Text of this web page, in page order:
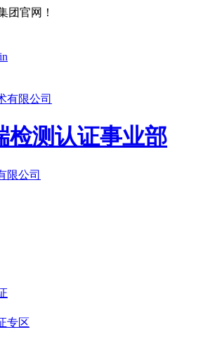
团官网！
检测认证事业部
限公司
专区